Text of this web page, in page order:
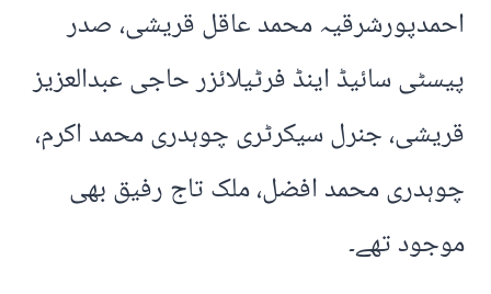
احمدپورشرقیہ محمد عاقل قریشی، صدر
پیسٹی سائیڈ اینڈ فرٹیلائزر حاجی عبدالعزیز
قریشی، جنرل سیکرٹری چوہدری محمد اکرم،
چوہدری محمد افضل، ملک تاج رفیق بھی
موجود تھے۔